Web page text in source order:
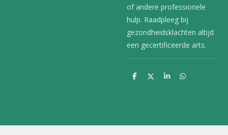
of andere professionele
hulp. Raadpleeg bij
gezondheidsklachten altijd
een gecertificeerde arts.
D
D
S
D